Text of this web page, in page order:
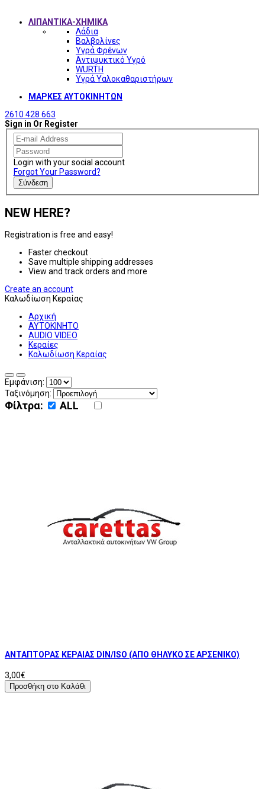
ΛΙΠΑΝΤΙΚΑ-ΧΗΜΙΚΑ
Λάδια
Βαλβολίνες
Υγρά Φρένων
Αντιψυκτικό Υγρό
WURTH
Υγρά Υαλοκαθαριστήρων
ΜΑΡΚΕΣ ΑΥΤΟΚΙΝΗΤΩΝ
2610 428 663
Sign in Or Register
Login with your social account
Forgot Your Password?
Σύνδεση
NEW HERE?
Registration is free and easy!
Faster checkout
Save multiple shipping addresses
View and track orders and more
Create an account
Καλωδίωση Κεραίας
Αρχική
ΑΥΤΟΚΙΝΗΤΟ
AUDIO VIDEO
Κεραίες
Καλωδίωση Κεραίας
Εμφάνιση:
Ταξινόμηση:
Φίλτρα: ALL
ΑΝΤΑΠΤΟΡΑΣ ΚΕΡΑΙΑΣ DIN/ISO (ΑΠΟ ΘΗΛΥΚΟ ΣΕ ΑΡΣΕΝΙΚΟ)
3,00€
Προσθήκη στο Καλάθι